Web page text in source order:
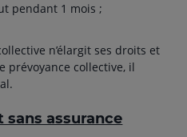
pendant 1 mois ;
n’élargit ses droits et
prévoyance collective, il
sans assurance